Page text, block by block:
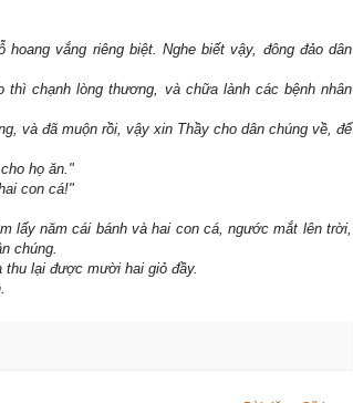
vắng riêng biệt. Nghe biết vậy, đông đảo dân
chạnh lòng thương, và chữa lành các bệnh nhân
và đã muộn rồi, vậy xin Thầy cho dân chúng về, để
họ ăn."
con cá!"
lấy năm cái bánh và hai con cá, ngước mắt lên trời,
chúng.
lại được mười hai giỏ đầy.